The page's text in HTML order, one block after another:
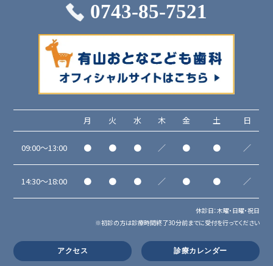
0743-85-7521
月 火 水 木 金 土 日
09:00～13:00 ● ● ● ／ ● ● ／
14:30～18:00 ● ● ● ／ ● ● ／
休診日：木曜・日曜・祝日
※初診の方は診療時間終了30分前までに受付を行ってください
アクセス 診療カレンダー